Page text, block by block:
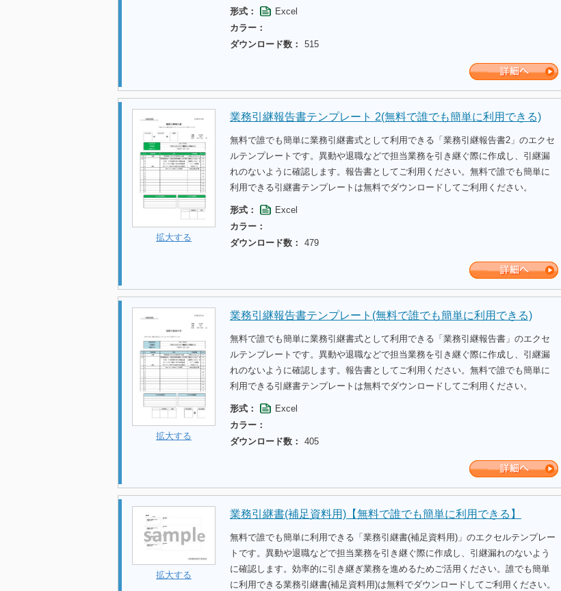
形式：
Excel
カラー：
ダウンロード数：
515
拡大する
業務引継報告書テンプレート 2(無料で誰でも簡単に利用できる)
無料で誰でも簡単に業務引継書式として利用できる「業務引継報告書2」のエクセ
ルテンプレートです。異動や退職などで担当業務を引き継ぐ際に作成し、引継漏
れのないように確認します。報告書としてご利用ください。無料で誰でも簡単に
利用できる引継書テンプレートは無料でダウンロードしてご利用ください。
形式：
Excel
カラー：
ダウンロード数：
479
拡大する
業務引継報告書テンプレート(無料で誰でも簡単に利用できる)
無料で誰でも簡単に業務引継書式として利用できる「業務引継報告書」のエクセ
ルテンプレートです。異動や退職などで担当業務を引き継ぐ際に作成し、引継漏
れのないように確認します。報告書としてご利用ください。無料で誰でも簡単に
利用できる引継書テンプレートは無料でダウンロードしてご利用ください。
形式：
Excel
カラー：
ダウンロード数：
405
拡大する
業務引継書(補足資料用)【無料で誰でも簡単に利用できる】
無料で誰でも簡単に利用できる「業務引継書(補足資料用)」のエクセルテンプレー
トです。異動や退職などで担当業務を引き継ぐ際に作成し、引継漏れのないよう
に確認します。効率的に引き継ぎ業務を進めるためご活用ください。誰でも簡単
に利用できる業務引継書(補足資料用)は無料でダウンロードしてご利用ください。